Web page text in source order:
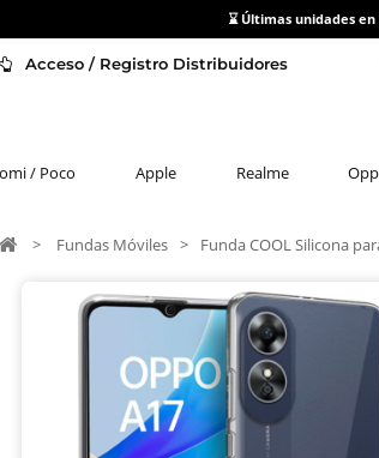
⌛ Últimas unidades
Acceso / Registro Distribuidores
/ Poco Apple Realme
> Fundas Móviles > Funda COOL Silicona